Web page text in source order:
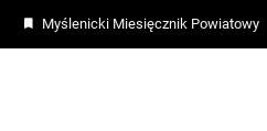
Myślenicki Miesięcznik Powiatowy